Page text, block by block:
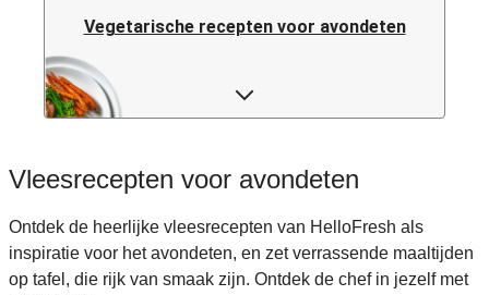
Vegetarische recepten voor avondeten
Italiaanse pastarecepten voor avondeten
Italiaanse recepten voor avondeten
Vleesrecepten voor avondeten
Ontdek de heerlijke vleesrecepten van HelloFresh als
inspiratie voor het avondeten, en zet verrassende maaltijden
op tafel, die rijk van smaak zijn. Ontdek de chef in jezelf met